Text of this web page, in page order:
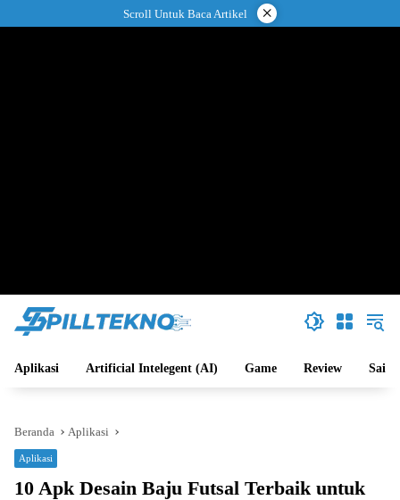
ke
Scroll Untuk Baca Artikel ×
Aplikasi Artificial Intelegent (AI) Game Review Sains
Beranda Aplikasi
Aplikasi
10 Apk Desain Baju Futsal Terbaik untuk